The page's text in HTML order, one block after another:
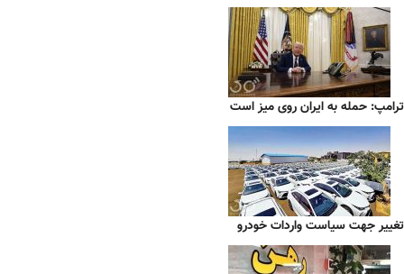
ترامپ: حمله به ایران روی میز است
تغییر جهت سیاست واردات خودرو